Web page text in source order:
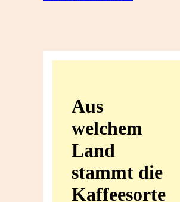
welchem
stammt
Aus
welchem
Land
stammt die
Kaffeesorte